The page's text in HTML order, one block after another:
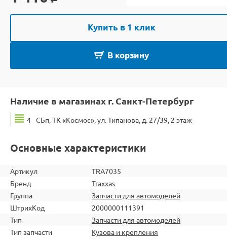
Купить в 1 клик
В корзину
Наличие в магазинах г. Санкт-Петербург
4 СБп, ТК «Космос», ул. Типанова, д. 27/39, 2 этаж
Основные характеристики
Артикул
TRA7035
Бренд
Traxxas
Группа
Запчасти для автомоделей
ШтрихКод
2000000111391
Тип
Запчасти для автомоделей
Тип запчасти
Кузова и крепления